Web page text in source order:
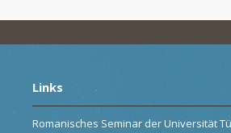
Links
Romanisches Seminar der Universität